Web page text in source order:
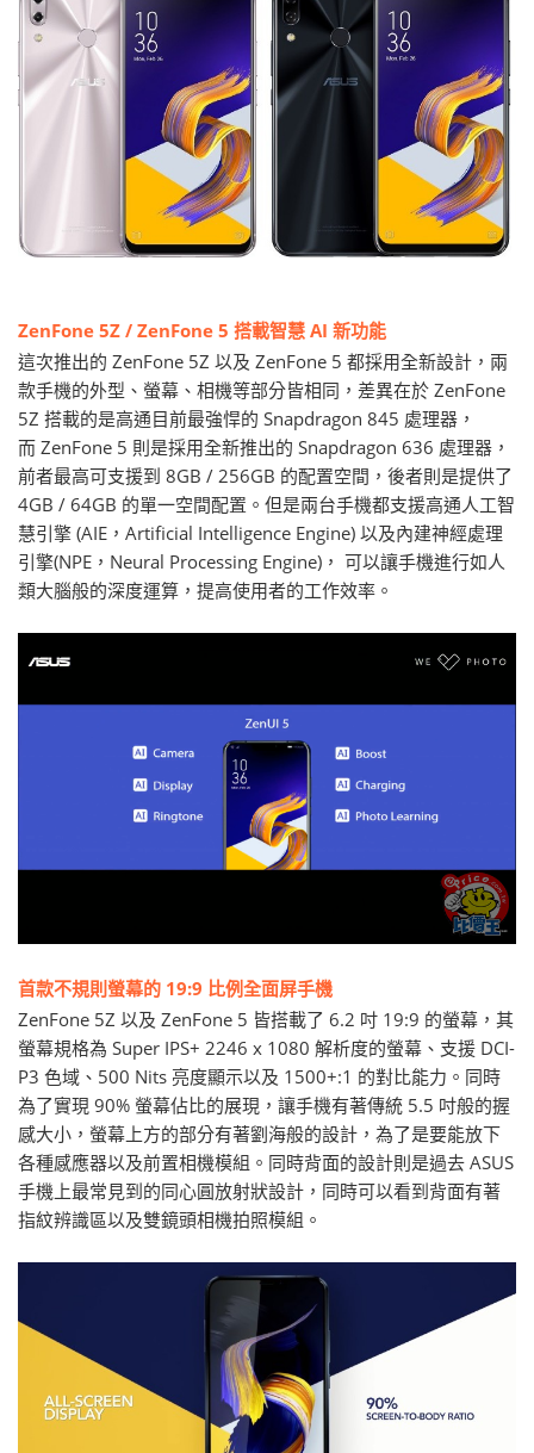
ZenFone 5Z / ZenFone 5 搭載智慧 AI 新功能
這次推出的 ZenFone 5Z 以及 ZenFone 5 都採用全新設計，兩
款手機的外型、螢幕、相機等部分皆相同，差異在於 ZenFone
5Z 搭載的是高通目前最強悍的 Snapdragon 845 處理器，
而 ZenFone 5 則是採用全新推出的 Snapdragon 636 處理器，
前者最高可支援到 8GB / 256GB 的配置空間，後者則是提供了
4GB / 64GB 的單一空間配置。但是兩台手機都支援高通人工智
慧引擎 (AIE，Artificial Intelligence Engine) 以及內建神經處理
引擎(NPE，Neural Processing Engine)， 可以讓手機進行如人
類大腦般的深度運算，提高使用者的工作效率。
首款不規則螢幕的 19:9 比例全面屏手機
ZenFone 5Z 以及 ZenFone 5 皆搭載了 6.2 吋 19:9 的螢幕，其
螢幕規格為 Super IPS+ 2246 x 1080 解析度的螢幕、支援 DCI-
P3 色域、500 Nits 亮度顯示以及 1500+:1 的對比能力。同時
為了實現 90% 螢幕佔比的展現，讓手機有著傳統 5.5 吋般的握
感大小，螢幕上方的部分有著劉海般的設計，為了是要能放下
各種感應器以及前置相機模組。同時背面的設計則是過去 ASUS
手機上最常見到的同心圓放射狀設計，同時可以看到背面有著
指紋辨識區以及雙鏡頭相機拍照模組。